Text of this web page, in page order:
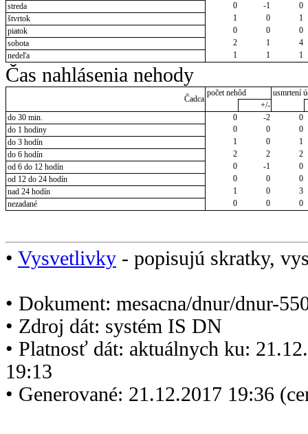
streda
0 -1
0
štvrtok
1 0
1
piatok
0 0
0
sobota
2 1
4
nedeľa
1 1 1
Čas nahlásenia nehody
Čadca
počet nehôd
usmrtení
+/-
do 30 min.
0 -2
0
do 1 hodiny
0 0
0
do 3 hodín
1 0
1
do 6 hodín
2 2
2
od 6 do 12 hodín
0 -1
0
od 12 do 24 hodín
0 0
0
nad 24 hodín
1 0
3
nezadané
0 0 0
• Vysvetlivky - popisujú skratky,
• Dokument: mesacna/dnur/dnur-
• Zdroj dát: systém IS DN
• Platnosť dát: aktuálnych ku:
19:13
• Generované: 21.12.2017 19:36